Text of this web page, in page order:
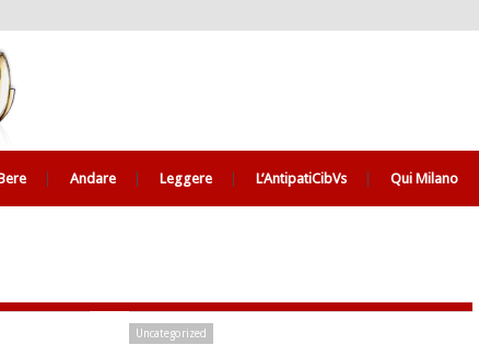
Andare Leggere L’AntipatiCibVs Qui Milano
Uncategorized